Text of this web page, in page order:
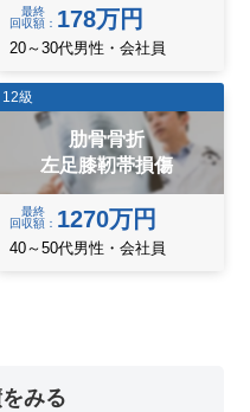
最終
回収額
178万円
20～30代男性・会社員
12級
肋骨骨折
左足膝靭帯損傷
最終
回収額
1270万円
40～50代男性・会社員
みる